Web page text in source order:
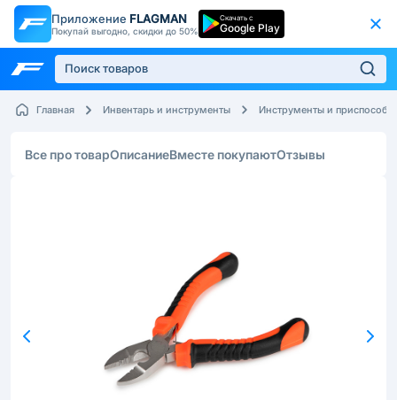
Приложение FLAGMAN
Покупай выгодно, скидки до 50%
Скачать с
Google Play
Главная Инвентарь и инструменты Инструменты и
Все про товарОписаниеВместе покупаютОтзывы